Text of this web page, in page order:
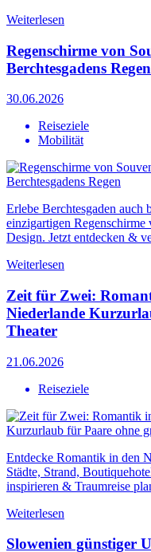
Weiterlesen
Regenschirme von
Berchtesgadens Regen
30.06.2026
Reiseziele
Mobilität
Erlebe Berchtesgaden auch
einzigartigen Regenschirme
Design. Jetzt entdecken &
Weiterlesen
Zeit für Zwei:
Niederlande
Theater
21.06.2026
Reiseziele
Entdecke Romantik in den
Städte, Strand,
inspirieren & Traumreise
Weiterlesen
Slowenien günstiger